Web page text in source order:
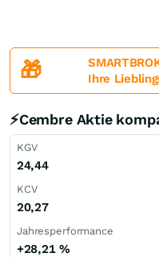
🎁
Ihre
⚡Cembre Aktie
KGV
24,44
KCV
20,27
Jahresperformance
+28,21 %